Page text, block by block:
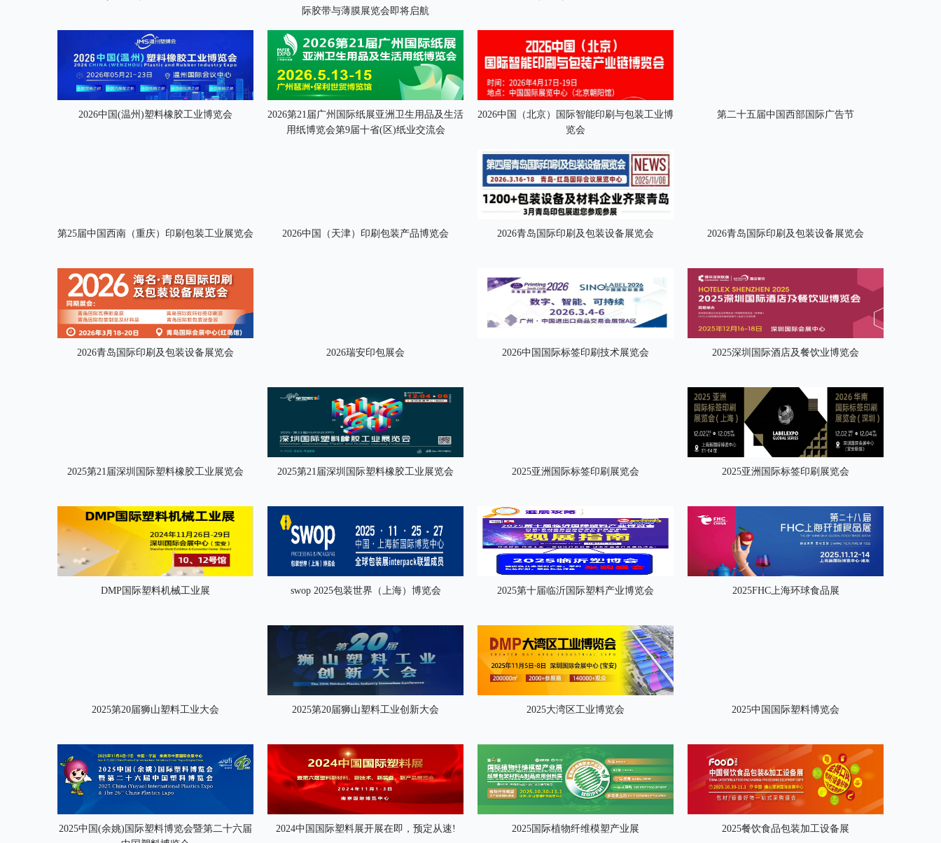
际胶带与薄膜展览会即将启航
2026中国(温州)塑料橡胶工业博览会
2026第21届广州国际纸展亚洲卫生用品及生活
用纸博览会第9届十省(区)纸业交流会
2026中国（北京）国际智能印刷与包装工业博
览会
第二十五届中国西部国际广告节
第25届中国西南（重庆）印刷包装工业展览会 2026中国（天津）印刷包装产品博览会 2026青岛国际印刷及包装设备展览会 2026青岛国际印刷及包装设备展览会
2026青岛国际印刷及包装设备展览会 2026瑞安印包展会 2026中国国际标签印刷技术展览会 2025深圳国际酒店及餐饮业博览会
2025第21届深圳国际塑料橡胶工业展览会 2025第21届深圳国际塑料橡胶工业展览会 2025亚洲国际标签印刷展览会 2025亚洲国际标签印刷展览会
DMP国际塑料机械工业展 swop 2025包装世界（上海）博览会 2025第十届临沂国际塑料产业博览会 2025FHC上海环球食品展
2025第20届狮山塑料工业大会 2025第20届狮山塑料工业创新大会 2025大湾区工业博览会 2025中国国际塑料博览会
2025中国(余姚)国际塑料博览会暨第二十六届
2024中国国际塑料展开展在即，预定从速! 2025国际植物纤维模塑产业展 2025餐饮食品包装加工设备展